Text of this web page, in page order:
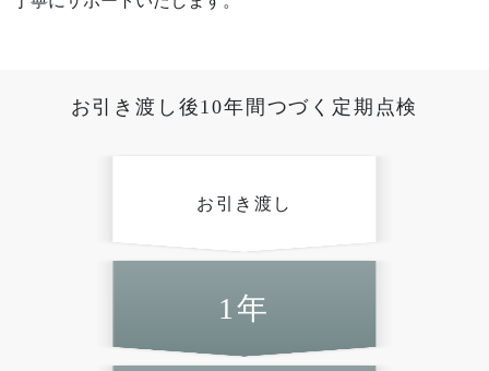
資料請求はこちらから
お引き渡し後10年間つづく定期点検
お引き渡し
1年